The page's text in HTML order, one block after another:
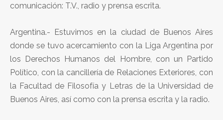
comunicación: T.V., radio y prensa escrita.
Argentina.- Estuvimos en la ciudad de Buenos Aires
donde se tuvo acercamiento con la Liga Argentina por
los Derechos Humanos del Hombre, con un Partido
Político, con la cancillería de Relaciones Exteriores, con
la Facultad de Filosofía y Letras de la Universidad de
Buenos Aires, así como con la prensa escrita y la radio.